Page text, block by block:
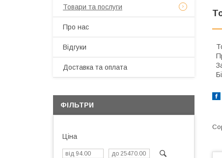
Товари та послуги
Про нас
Відгуки
Доставка та оплата
ФІЛЬТРИ
Ціна